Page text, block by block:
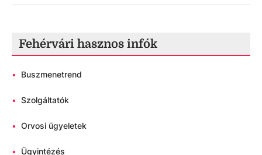
Fehérvári hasznos infók
• Buszmenetrend
• Szolgáltatók
• Orvosi ügyeletek
• Ügyintézés